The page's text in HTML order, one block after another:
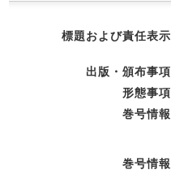
標題および責任表示
出版・頒布事項
形態事項
巻号情報
巻号情報